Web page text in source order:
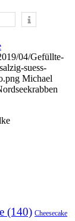
04/Gefüllte-
suess-
Michael
(140) Cheesecake